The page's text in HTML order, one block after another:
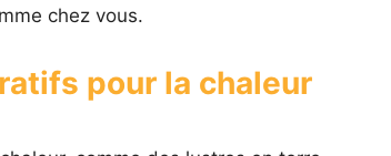
chez vous.
pour la chaleur